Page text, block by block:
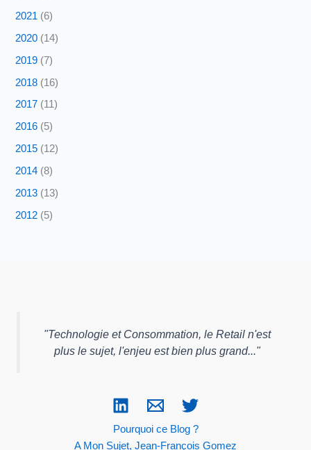
2021 (6)
2020 (14)
2019 (7)
2018 (16)
2017 (11)
2016 (5)
2015 (12)
2014 (8)
2013 (13)
2012 (5)
"Technologie et Consommation, le Retail n'est
plus le sujet, l'enjeu est bien plus grand... "
Pourquoi ce Blog ?
A Mon Sujet, Jean-François Gomez